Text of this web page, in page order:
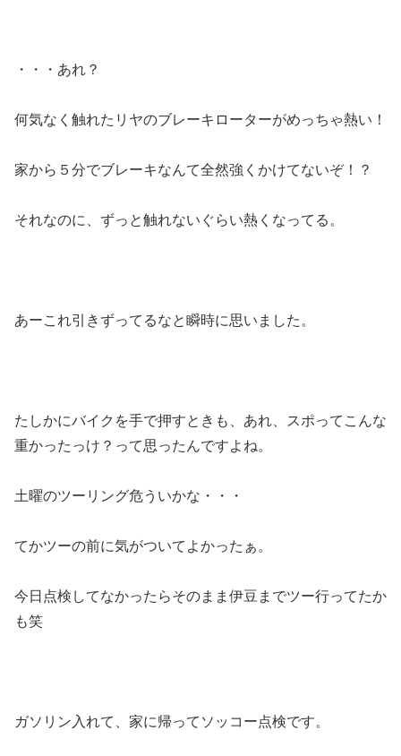
・・・あれ？
何気なく触れたリヤのブレーキローターがめっちゃ熱い！
家から５分でブレーキなんて全然強くかけてないぞ！？
それなのに、ずっと触れないぐらい熱くなってる。
あーこれ引きずってるなと瞬時に思いました。
たしかにバイクを手で押すときも、あれ、スポってこんな
重かったっけ？って思ったんですよね。
土曜のツーリング危ういかな・・・
てかツーの前に気がついてよかったぁ。
今日点検してなかったらそのまま伊豆までツー行ってたか
も笑
ガソリン入れて、家に帰ってソッコー点検です。